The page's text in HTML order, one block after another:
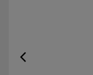
Previous